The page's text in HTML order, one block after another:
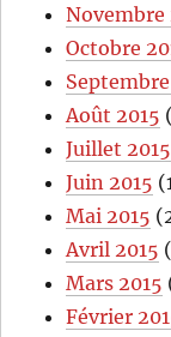
Novembre
Octobre
Août 2015
Juillet 2015
Juin 2015
Mai 2015
Avril 2015
Mars 2015
Février